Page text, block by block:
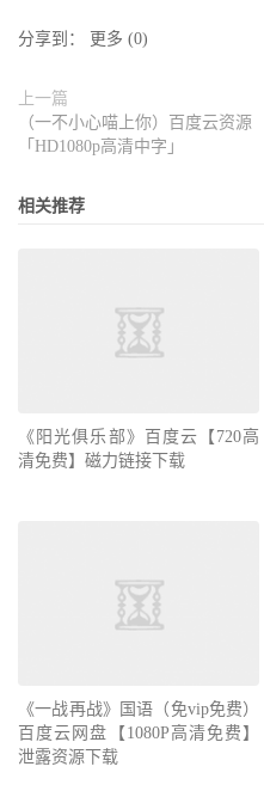
分享到： 更多 (0)
上一篇
（一不小心喵上你）百度云资源
「HD1080p高清中字」
相关推荐
《阳光俱乐部》百度云【720高
清免费】磁力链接下载
《一战再战》国语（免vip免费）
百度云网盘【1080P高清免费】
泄露资源下载